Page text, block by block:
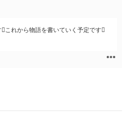
これから物語を書いていく予定です